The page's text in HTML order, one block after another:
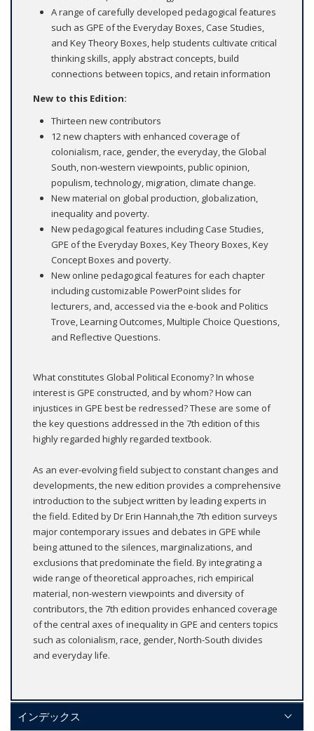
A range of carefully developed pedagogical features
such as GPE of the Everyday Boxes, Case Studies,
and Key Theory Boxes, help students cultivate critical
thinking skills, apply abstract concepts, build
connections between topics, and retain information
New to this Edition:
Thirteen new contributors
12 new chapters with enhanced coverage of
colonialism, race, gender, the everyday, the Global
South, non-western viewpoints, public opinion,
populism, technology, migration, climate change.
New material on global production, globalization,
inequality and poverty.
New pedagogical features including Case Studies,
GPE of the Everyday Boxes, Key Theory Boxes, Key
Concept Boxes and poverty.
New online pedagogical features for each chapter
including customizable PowerPoint slides for
lecturers, and, accessed via the e-book and Politics
Trove, Learning Outcomes, Multiple Choice Questions,
and Reflective Questions.
What constitutes Global Political Economy? In whose
interest is GPE constructed, and by whom? How can
injustices in GPE best be redressed? These are some of
the key questions addressed in the 7th edition of this
highly regarded highly regarded textbook.
As an ever-evolving field subject to constant changes and
developments, the new edition provides a comprehensive
introduction to the subject written by leading experts in
the field. Edited by Dr Erin Hannah,the 7th edition surveys
major contemporary issues and debates in GPE while
being attuned to the silences, marginalizations, and
exclusions that predominate the field. By integrating a
wide range of theoretical approaches, rich empirical
material, non-western viewpoints and diversity of
contributors, the 7th edition provides enhanced coverage
of the central axes of inequality in GPE and centers topics
such as colonialism, race, gender, North-South divides
and everyday life.
インデックス